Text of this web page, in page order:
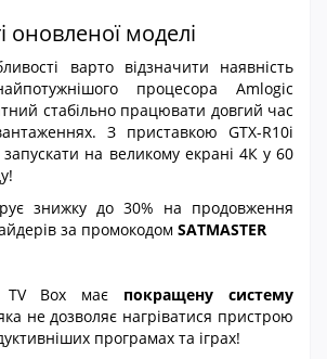
оновленої моделі
варто відзначити наявність
процесора Amlogic
стабільно працювати довгий час
З приставкою GTX-R10i
на великому екрані 4К у 60
знижку до 30% на продовження
за промокодом SATMASTER
TV Box має покращену систему
не дозволяє нагріватися пристрою
програмах та іграх!